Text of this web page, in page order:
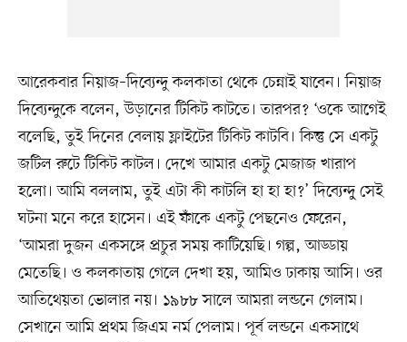
আরেকবার নিয়াজ–দিব্যেন্দু কলকাতা থেকে চেন্নাই যাবেন। নিয়াজ
দিব্যেন্দুকে বলেন, উড়ানের টিকিট কাটতে। তারপর? ‘ওকে আগেই
বলেছি, তুই দিনের বেলায় ফ্লাইটের টিকিট কাটবি। কিন্তু সে একটু
জটিল রুটে টিকিট কাটল। দেখে আমার একটু মেজাজ খারাপ
হলো। আমি বললাম, তুই এটা কী কাটলি হা হা হা?’ দিব্যেন্দু্ সেই
ঘটনা মনে করে হাসেন। এই ফাঁকে একটু পেছনেও ফেরেন,
‘আমরা দুজন একসঙ্গে প্রচুর সময় কাটিয়েছি। গল্প, আড্ডায়
মেতেছি। ও কলকাতায় গেলে দেখা হয়, আমিও ঢাকায় আসি। ওর
আতিথেয়তা ভোলার নয়। ১৯৮৮ সালে আমরা লন্ডনে গেলাম।
সেখানে আমি প্রথম জিএম নর্ম পেলাম। পূর্ব লন্ডনে একসাথে